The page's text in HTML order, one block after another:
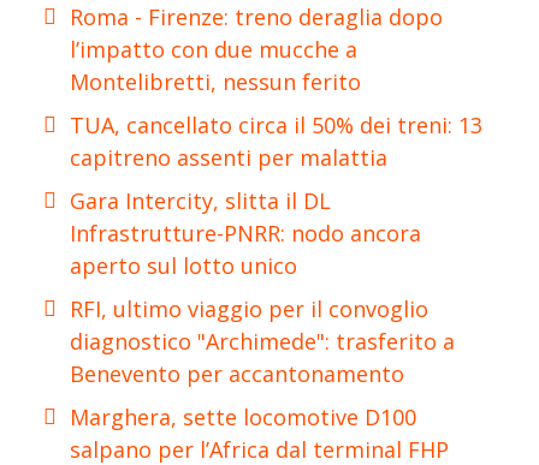
Roma - Firenze: treno deraglia dopo
l’impatto con due mucche a
Montelibretti, nessun ferito
TUA, cancellato circa il 50% dei treni: 13
capitreno assenti per malattia
Gara Intercity, slitta il DL
Infrastrutture-PNRR: nodo ancora
aperto sul lotto unico
RFI, ultimo viaggio per il convoglio
diagnostico "Archimede": trasferito a
Benevento per accantonamento
Marghera, sette locomotive D100
salpano per l’Africa dal terminal FHP